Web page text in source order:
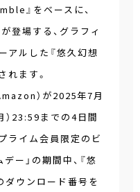
』をベースに、
登場する、グラフィ
アルした『悠久幻想
れます。
）が2025年7月
）23:59までの4日間
ライム会員限定のビ
ー」の期間中、『悠
ダウンロード番号を